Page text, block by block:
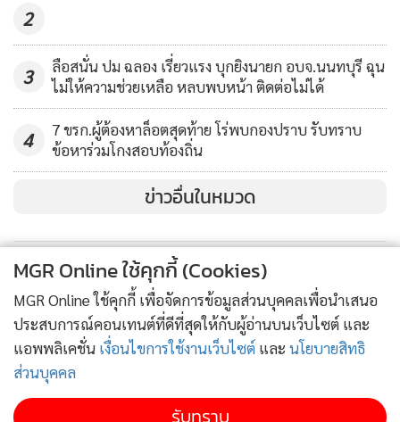
2
3
ลือสนั่น ปม ฉลอง เรี่ยวแรง บุกยิงนายก อบจ.นนทบุรี ฉุน
ไม่ให้ความช่วยเหลือ หลบพบหน้า ติดต่อไม่ได้
4
7 ขรก.ผู้ต้องหาล็อตสุดท้าย โร่พบกองปราบ รับทราบ
ข้อหาร่วมโกงสอบท้องถิ่น
ข่าวอื่นในหมวด
MGR Online ใช้คุกกี้ (Cookies)
MGR Online ใช้คุกกี้ เพื่อจัดการข้อมูลส่วนบุคคลเพื่อนำเสนอ
ประสบการณ์คอนเทนต์ที่ดีที่สุดให้กับผู้อ่านบนเว็บไซต์ และ
แอพพลิเคชั่น เงื่อนไขการใช้งานเว็บไซต์ และ นโยบายสิทธิ
ส่วนบุคคล
รับทราบ